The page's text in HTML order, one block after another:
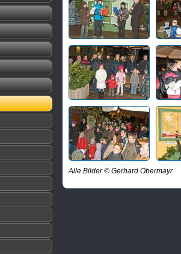
Alle Bilder © Gerhard Obermayr